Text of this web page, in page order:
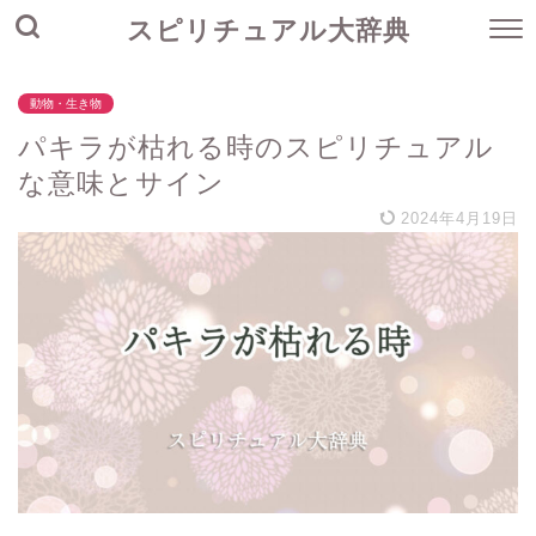
スピリチュアル大辞典
動物・生き物
パキラが枯れる時のスピリチュアル
な意味とサイン
2024年4月19日